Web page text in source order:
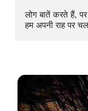
लोग बातें करते हैं,
हम अपनी राह पर